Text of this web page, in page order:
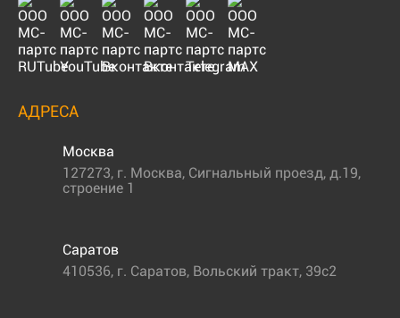
АДРЕСА
Москва
127273, г. Москва, Сигнальный проезд, д.19,
строение 1
Саратов
410536, г. Саратов, Вольский тракт, 39с2